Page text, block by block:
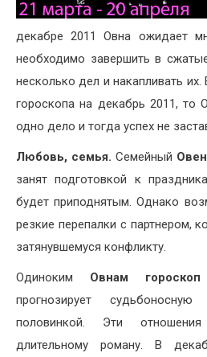
декабре 2011 Овна ожидает
необходимо завершить в
несколько дел и накапливать
гороскопа на декабрь 2011, то
одно дело и тогда успех не
Любовь, семья. Семейный
занят подготовкой к
будет приподнятым. Однако
резкие перепалки с партнером,
затянувшемуся конфликту.
Одиноким Овнам
прогнозирует
половинкой. Эти
длительному роману. В